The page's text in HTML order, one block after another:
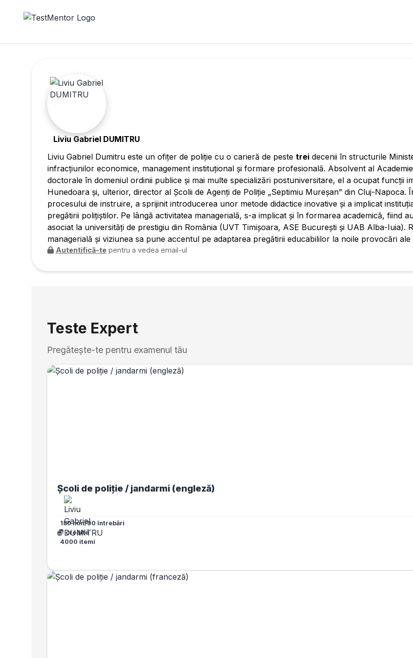
Liviu Gabriel DUMITRU
Liviu Gabriel Dumitru este un ofițer de poliție cu o carieră de peste trei decenii în structurile
infracțiunilor economice, management instituțional și formare profesională. Absolvent al
doctorale în domeniul ordinii publice și mai multe specializări postuniversitare, el a ocupat funcții
Hunedoara și, ulterior, director al Școlii de Agenți de Poliție „Septimiu Mureșan” din Cluj-
procesului de instruire, a sprijinit introducerea unor metode didactice inovative și a implicat
pregătirii polițiștilor. Pe lângă activitatea managerială, s-a implicat și în formarea academică, fiind
asociat la universități de prestigiu din România (UVT Timișoara, ASE București și UAB Alba-Iuia).
managerială și viziunea sa pune accentul pe adaptarea pregătirii educabililor la noile provocări ale
Autentifică-te pentru a vedea email-ul
Teste Expert
Pregătește-te pentru examenul tău
Școli de poliție / jandarmi (engleză)
180 min/90 întrebări
credite
4000 itemi